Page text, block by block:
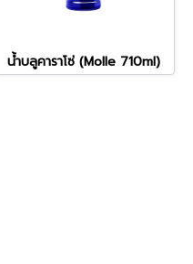
น้ำบลูคาราโซ่ (Molle 710ml)